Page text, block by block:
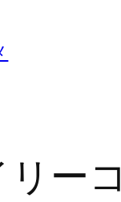
リー